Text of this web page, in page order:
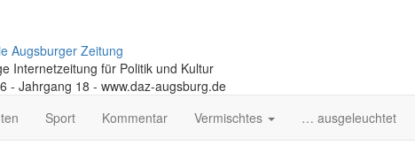
Augsburger Zeitung
Internetzeitung für Politik und Kultur
- Jahrgang 18 - www.daz-augsburg.de
Sport Kommentar Vermischtes … ausgeleuchtet